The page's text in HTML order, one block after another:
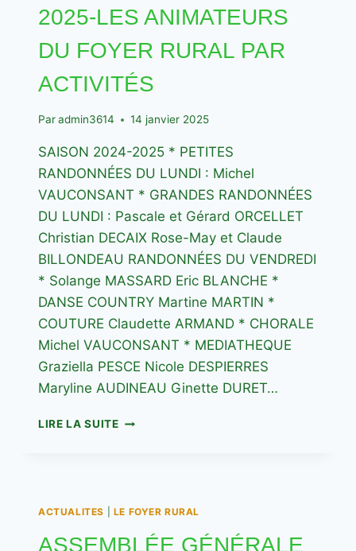
2025-LES ANIMATEURS
DU FOYER RURAL PAR
ACTIVITÉS
Paradmin3614 14 janvier 2025
SAISON 2024-2025 * PETITES
RANDONNÉES DU LUNDI : Michel
VAUCONSANT * GRANDES RANDONNÉES
DU LUNDI : Pascale et Gérard ORCELLET
Christian DECAIX Rose-May et Claude
BILLONDEAU RANDONNÉES DU VENDREDI
* Solange MASSARD Eric BLANCHE *
DANSE COUNTRY Martine MARTIN *
COUTURE Claudette ARMAND * CHORALE
Michel VAUCONSANT * MEDIATHEQUE
Graziella PESCE Nicole DESPIERRES
Maryline AUDINEAU Ginette DURET…
LIRE LA SUITE2025-
ACTIVITÉS
ACTUALITES LE FOYER RURAL
ASSEMBLÉE GÉNÉRALE